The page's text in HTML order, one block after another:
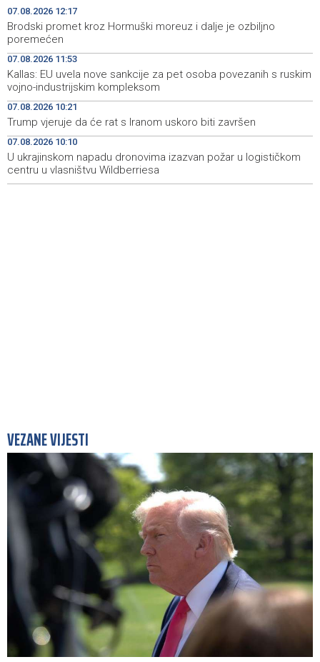
12:39
Two of 11 protesting Zenica miners forced to leave pit
due to health problems
12:39
12:32
Investicije u BiH u 2025. porasle za 5,36 posto, na 9,44
milijarde KM
12:30
Dvojici rudara pozlilo u jami Raspotočje, jedan prebačen
u bolnicu
12:25
Rozić: Dugotrajne suše i niski vodostaji ugrožavaju
ekosustav Hutova blata
07.08.2026 12:17
Brodski promet kroz Hormuški moreuz i dalje je ozbiljno
poremećen
07.08.2026 11:53
Kallas: EU uvela nove sankcije za pet osoba povezanih s ruskim
vojno-industrijskim kompleksom
07.08.2026 10:21
Trump vjeruje da će rat s Iranom uskoro biti završen
07.08.2026 10:10
U ukrajinskom napadu dronovima izazvan požar u logističkom
centru u vlasništvu Wildberriesa
VEZANE VIJESTI